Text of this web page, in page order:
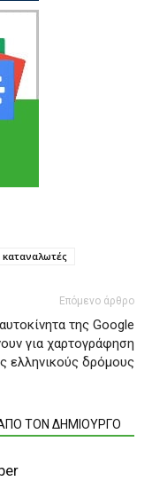
καταναλωτές
Επόμενο άρθρο
της Google
για χαρτογράφηση
ελληνικούς δρόμους
ΤΟΝ ΔΗΜΙΟΥΡΓΟ